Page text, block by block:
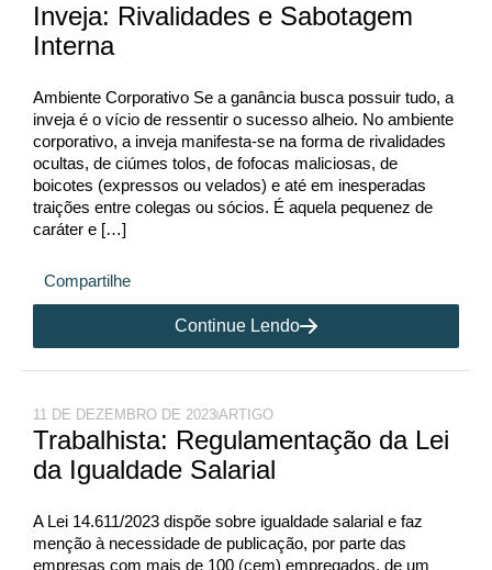
Inveja: Rivalidades e Sabotagem
Interna
Ambiente Corporativo Se a ganância busca possuir tudo, a
inveja é o vício de ressentir o sucesso alheio. No ambiente
corporativo, a inveja manifesta-se na forma de rivalidades
ocultas, de ciúmes tolos, de fofocas maliciosas, de
boicotes (expressos ou velados) e até em inesperadas
traições entre colegas ou sócios. É aquela pequenez de
caráter e […]
Compartilhe
Continue Lendo
11 DE DEZEMBRO DE 2023ARTIGO
Trabalhista: Regulamentação da Lei
da Igualdade Salarial
A Lei 14.611/2023 dispõe sobre igualdade salarial e faz
menção à necessidade de publicação, por parte das
empresas com mais de 100 (cem) empregados, de um